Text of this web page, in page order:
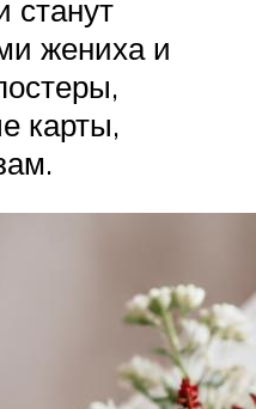
станут
жениха и
карты,